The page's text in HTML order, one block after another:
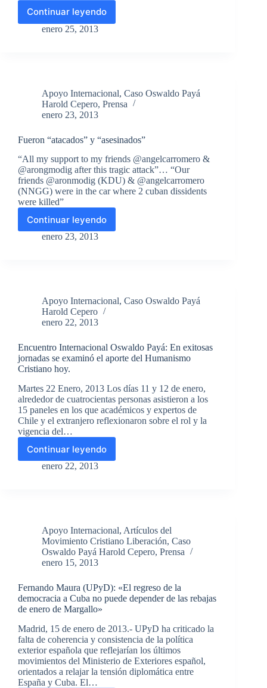
Continuar leyendo
Legisladores
Uruguayos
para
Premio
Nobel
la
2013.
enero 25, 2013
Apoyo Internacional, Caso Oswaldo Payá
Harold Cepero, Prensa
enero 23, 2013
Fueron “atacados” y “asesinados”
“All my support to my friends @angelcarromero &
@arongmodig after this tragic attack”… “Our
friends @aronmodig (KDU) & @angelcarromero
(NNGG) were in the car where 2 cuban dissidents
were killed”
Continuar leyendo
Fueron
“atacados”
enero 23, 2013
Apoyo Internacional, Caso Oswaldo Payá
Harold Cepero
enero 22, 2013
Encuentro Internacional Oswaldo Payá: En exitosas
jornadas se examinó el aporte del Humanismo
Cristiano hoy.
Martes 22 Enero, 2013 Los días 11 y 12 de enero,
alrededor de cuatrocientas personas asistieron a los
15 paneles en los que académicos y expertos de
Chile y el extranjero reflexionaron sobre el rol y la
vigencia del…
Continuar leyendo
Encuentro
Internacional
se
examinó
el
aporte
Humanismo
Cristiano
hoy.
enero 22, 2013
Apoyo Internacional, Artículos del
Movimiento Cristiano Liberación, Caso
Oswaldo Payá Harold Cepero, Prensa
enero 15, 2013
Fernando Maura (UPyD): «El regreso de la
democracia a Cuba no puede depender de las rebajas
de enero de Margallo»
Madrid, 15 de enero de 2013.- UPyD ha criticado la
falta de coherencia y consistencia de la política
exterior española que reflejarían los últimos
movimientos del Ministerio de Exteriores español,
orientados a relajar la tensión diplomática entre
España y Cuba. El…